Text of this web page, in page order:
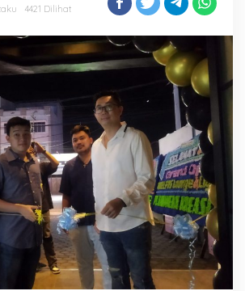
4421 Dilihat